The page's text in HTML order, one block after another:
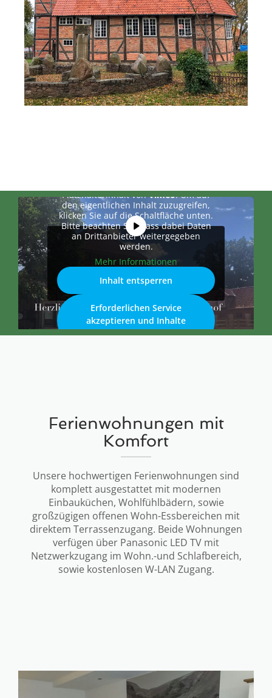
Platzhalterinhalt vonVimeo. Um auf
den eigentlichen Inhalt zuzugreifen,
klicken Sie auf die Schaltfläche unten.
Bitte beachten Sie, dass dabei Daten
an Drittanbieter weitergegeben
werden.
Mehr Informationen
Inhalt entsperren
Erforderlichen Service
akzeptieren und Inhalte
entsperren
Ferienwohnungen mit
Komfort
Unsere hochwertigen Ferienwohnungen sind
komplett ausgestattet mit modernen
Einbauküchen, Wohlfühlbädern, sowie
großzügigen offenen Wohn-Essbereichen mit
direktem Terrassenzugang. Beide Wohnungen
verfügen über Panasonic LED TV mit
Netzwerkzugang im Wohn.-und Schlafbereich,
sowie kostenlosen W-LAN Zugang.